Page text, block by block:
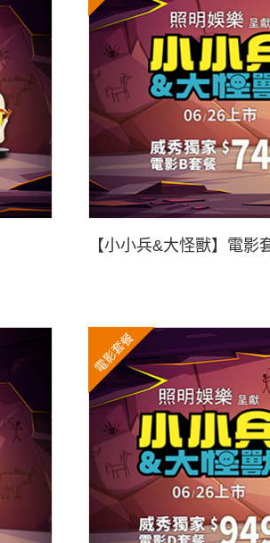
【小小兵&大怪獸】電影
電影套餐